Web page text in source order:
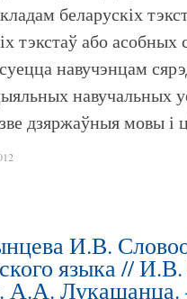
беларускіх
тэкстаў або
навучэнцам
навучальных
дзяржаўныя мовы і
И.В.
языка //
А.А. Лукашанца.